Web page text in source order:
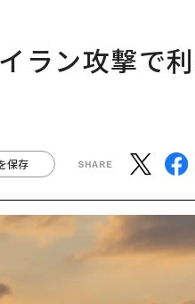
ラン攻撃で
保存